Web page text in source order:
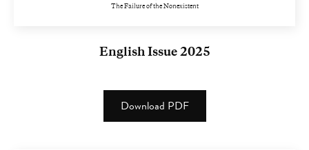
The Failure of the Nonexistent
English Issue 2025
Download PDF
(1.82